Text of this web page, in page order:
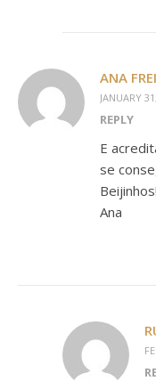
ANA
JANUARY
REPLY
E
se
Ana